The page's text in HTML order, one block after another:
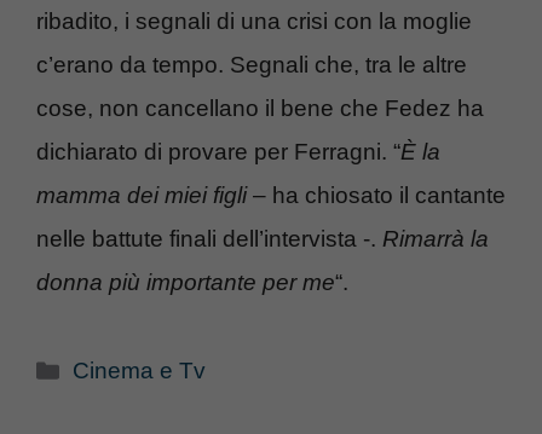
ribadito, i segnali di una crisi con la moglie
c’erano da tempo. Segnali che, tra le altre
cose, non cancellano il bene che Fedez ha
dichiarato di provare per Ferragni. “È la
mamma dei miei figli– ha chiosato il cantante
nelle battute finali dell’intervista -. Rimarrà la
donna più importante per me“.
Categorie
Cinema e Tv